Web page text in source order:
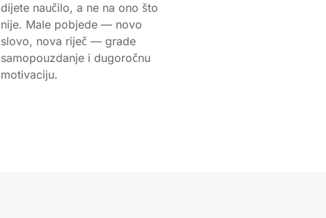
dijete naučilo, a ne na ono što
nije. Male pobjede — novo
slovo, nova riječ — grade
samopouzdanje i dugoročnu
motivaciju.